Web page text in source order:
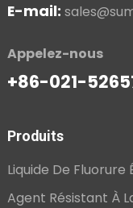
E-mail:
Appelez-nous
+86-021-
Produits
Liquide De
Agent Résistant À